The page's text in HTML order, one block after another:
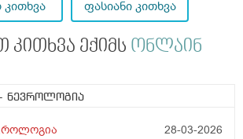
ფასიანი კითხვა
კითხვა ექიმს ონლაინ
ნევროლოგია
28-03-2026